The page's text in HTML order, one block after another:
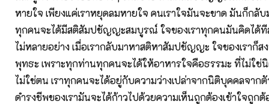
หายใจ เพียงแค่เราหยุดลมหายใจ คนเราใจมันจะขาด มันก็กลับ
ทุกคนจะได้มีสติสัมปชัญญะสมบูรณ์ ใจของเราทุกคนมันคิดได้ที
ไม่หลายอย่าง เมื่อเรากลับมาหาสติหาสัมปชัญญะ ใจของเราก็ส
พุทธะ เพราะทุกท่านทุกคนจะได้ให้อาหารใจคือธรรมะ ที่ไม่ใช่
ไม่ใช่ตน เราทุกคนจะได้อยู่กับความว่างเปล่าจากนิติบุคคลจาก
ดำรงชีพของเรามันจะได้ก้าวไปด้วยความเห็นถูกต้องเข้าใจถูก